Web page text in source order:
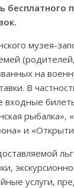
бесплатного
музея-
на
В
входные
рыбалка»,
и
услуги,